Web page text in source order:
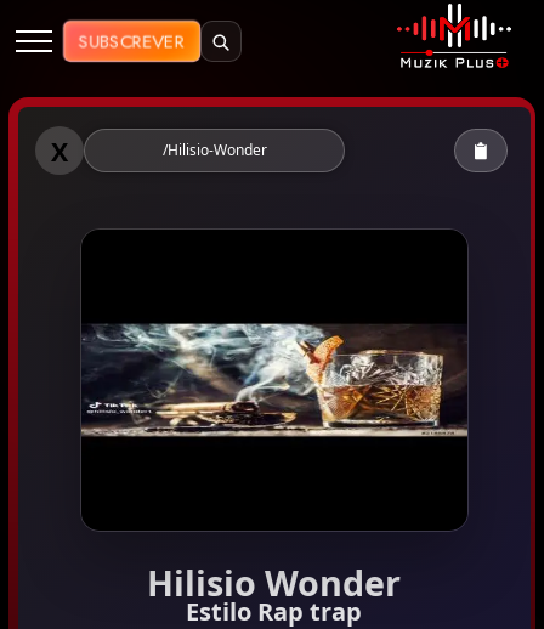
Muzik Plus AO - Streaming de
SUBSCREVER
Muzik Plus AO - Hilisio Wonder
X /Hilisio-Wonder
Hilisio Wonder
Estilo Rap trap